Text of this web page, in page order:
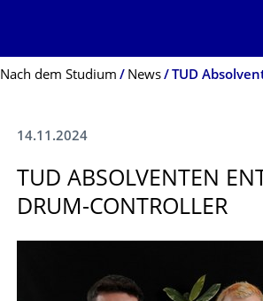
Nach dem Studium News TUD
14.11.2024
TUD ABSOLVENTEN
DRUM-CONTROLLER